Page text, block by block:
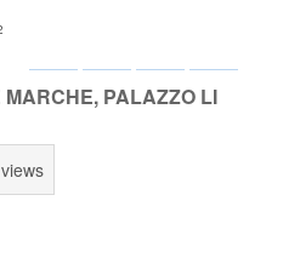
MARCHE, PALAZZO LI